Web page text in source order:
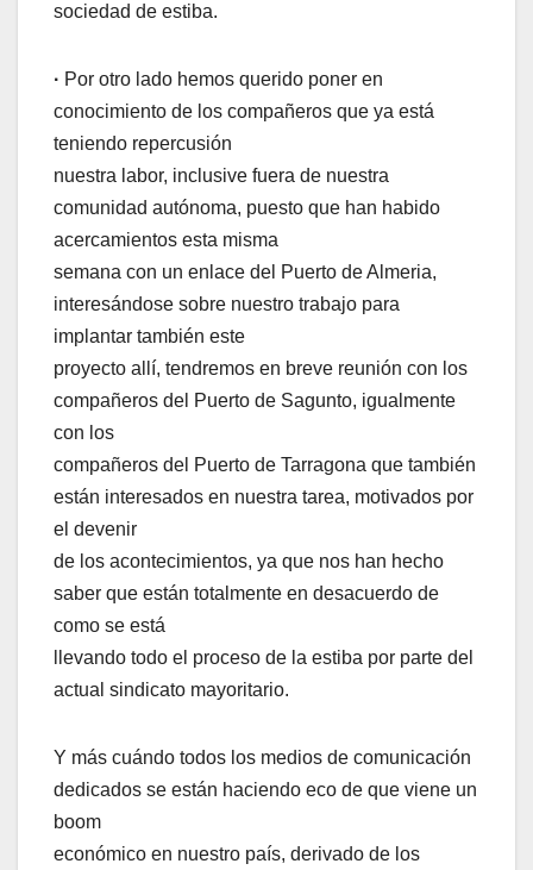
sociedad de estiba.
· Por otro lado hemos querido poner en
conocimiento de los compañeros que ya está
teniendo repercusión
nuestra labor, inclusive fuera de nuestra
comunidad autónoma, puesto que han habido
acercamientos esta misma
semana con un enlace del Puerto de Almeria,
interesándose sobre nuestro trabajo para
implantar también este
proyecto allí, tendremos en breve reunión con los
compañeros del Puerto de Sagunto, igualmente
con los
compañeros del Puerto de Tarragona que también
están interesados en nuestra tarea, motivados por
el devenir
de los acontecimientos, ya que nos han hecho
saber que están totalmente en desacuerdo de
como se está
llevando todo el proceso de la estiba por parte del
actual sindicato mayoritario.
Y más cuándo todos los medios de comunicación
dedicados se están haciendo eco de que viene un
boom
económico en nuestro país, derivado de los